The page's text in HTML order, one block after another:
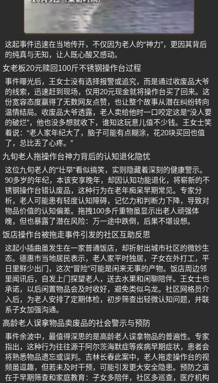
这起事件迅速在当地传开，不仅因为老人的“神力”，更因其背后
的纯真与无知，让人既心酸又感动。
女老板20元赎回100斤不锈钢操作台过程
事件曝光后，王女士没有选择报警或追究，而是通过收废品大爷
的线索，迅速赶到现场，仅用20元现金就将操作台买了回来。这
份宽容态度赢得了无数网友点赞，也让整个故事从潜在纠纷转向
温情结局。收废品大爷透露，老人卖给他时一口咬定这是“没人要
的破烂”，他也没多想就收下，谁知这玩意儿值不少钱。王女士笑
着说：“老人家年纪大了，脑子可能有点糊涂，花20块买回也值
了，总比丢了心疼。”
九旬老人拖操作台神力背后的认知退化隐忧
这位九旬老人的“壮举”看似搞笑，实则隐藏着深刻的健康警示。
90多岁的年纪，本该安享晚年，却因认知功能退化，将崭新的不
锈钢操作台错认废品，这种行为在老年痴呆早期常见。专家分
析，老人可能患有轻度认知障碍，记忆力和判断力下降，导致对
物品价值的认知偏差。拖拽100多斤重物虽显示出老人顽强体
魄，但也暴露了潜在风险：万一途中跌倒，后果不堪设想。
饭店操作台被拖走事件引发的社区互助反思
这起小插曲虽发生在一家普通饭店，却折射出城市社区的微妙生
态。德惠市当地居民表示，老人家平时独居，子女在外打工，平
日里鲜少出门，这次“冒险”可能是闲来无事的产物。饭店周边邻
里闻讯后，自发上门探望老人，送去水果和闲聊陪伴。王女士也
承诺，以后闲置物品会及时收好，避免类似乌龙。社区网格员介
入后，为老人安排了定期体检，初步筛查出轻微认知问题，并联
系子女加强沟通。
高龄老人误拿物品卖废品的社会警示与预防
事件余波中，最值得深思的是高龄老人误拿物品的普遍性。专家
指出，这种行为往往源于阿尔茨海默症等疾病早期症状，患者会
将熟悉物品遗忘或误判。吉林长春此案中，老人拖走操作台的视
频虽逗趣，但若未及时干预，可能引发更大安全隐患。预防之道
在于早期筛查和家庭教育：子女多陪伴，社区多巡查，医疗机构